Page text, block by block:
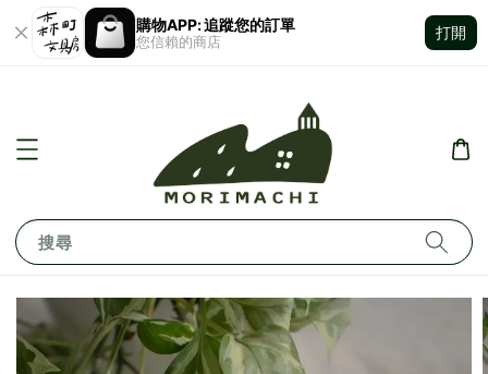
購物APP: 追蹤您的訂單
您信賴的商店
打開
搜尋